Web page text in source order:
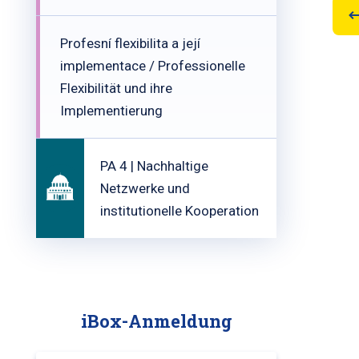
Profesní flexibilita a její
implementace / Professionelle
Flexibilität und ihre
Implementierung
PA 4 | Nachhaltige
Netzwerke und
institutionelle Kooperation
iBox-Anmeldung